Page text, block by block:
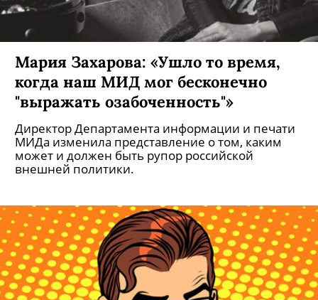
Мария Захарова: «Ушло то время,
когда наш МИД мог бесконечно
"выражать озабоченность"»
Директор Департамента информации и печати
МИДа изменила представление о том, каким
может и должен быть рупор российской
внешней политики.